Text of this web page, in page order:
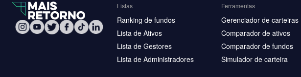
Listas
Ranking de fundos
Lista de Ativos
Lista de Gestores
Lista de Administradores
Ferramentas
Gerenciador de carteiras
Comparador de ativos
Comparador de fundos
Simulador de carteira